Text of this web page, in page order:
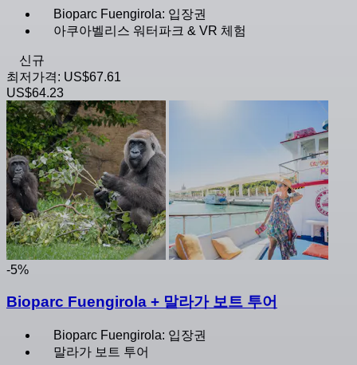
Bioparc Fuengirola: 입장권
아쿠아벨리스 워터파크 & VR 체험
신규
최저가격: US$67.61
US$64.23
-5%
Bioparc Fuengirola + 말라가 보트 투어
Bioparc Fuengirola: 입장권
말라가 보트 투어